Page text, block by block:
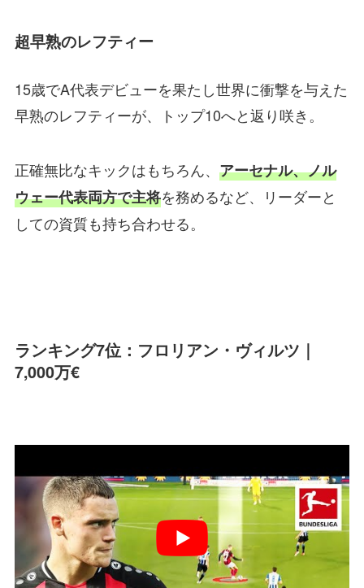
超早熟のレフティー
15歳でA代表デビューを果たし世界に衝撃を与えた
早熟のレフティーが、トップ10へと返り咲き。
正確無比なキックはもちろん、 アーセナル、ノル
ウェー代表両方で主将を務めるなど、リーダーと
しての資質も持ち合わせる。
ランキング7位：フロリアン・ヴィルツ｜
7,000万€